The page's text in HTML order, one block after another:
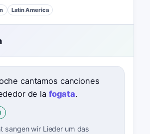
Latin America
cantamos canciones
de la fogata.
sangen wir Lieder um das